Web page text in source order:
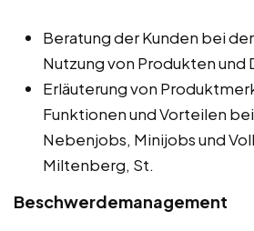
Beratung der Kunden bei
Nutzung von Produkten und
Erläuterung von
Funktionen und Vorteilen
Nebenjobs, Minijobs und
Miltenberg, St.
Beschwerdemanagement